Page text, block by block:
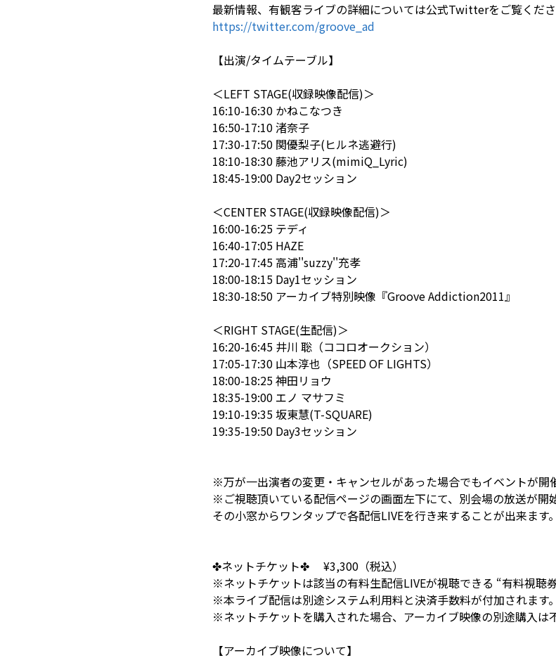
最新情報、有観客ライブの詳細については公式Twitterをご覧くださ
https://twitter.com/groove_ad
【出演/タイムテーブル】
＜LEFT STAGE(収録映像配信)＞
16:10-16:30 かねこなつき
16:50-17:10 渚奈子
17:30-17:50 関優梨子(ヒルネ逃避行)
18:10-18:30 藤池アリス(mimiQ_Lyric)
18:45-19:00 Day2セッション
＜CENTER STAGE(収録映像配信)＞
16:00-16:25 テディ
16:40-17:05 HAZE
17:20-17:45 高浦''suzzy''充孝
18:00-18:15 Day1セッション
18:30-18:50 アーカイブ特別映像『Groove Addiction2011』
＜RIGHT STAGE(生配信)＞
16:20-16:45 井川 聡（ココロオークション）
17:05-17:30 山本淳也（SPEED OF LIGHTS）
18:00-18:25 神田リョウ
18:35-19:00 エノ マサフミ
19:10-19:35 坂東慧(T-SQUARE)
19:35-19:50 Day3セッション
※万が一出演者の変更・キャンセルがあった場合でもイベントが開
※ご視聴頂いている配信ページの画面左下にて、別会場の放送が開
その小窓からワンタップで各配信LIVEを行き来することが出来ます。
✤ネットチケット✤ ¥3,300（税込）
※ネットチケットは該当の有料生配信LIVEが視聴できる “有料視聴券
※本ライブ配信は別途システム利用料と決済手数料が付加されます。
※ネットチケットを購入された場合、アーカイブ映像の別途購入は
【アーカイブ映像について】